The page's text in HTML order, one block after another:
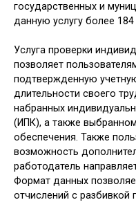
государственных и
данную услугу более 184
Услуга проверки
позволяет
подтвержденную
длительности своего
набранных
(ИПК), а также
обеспечения. Также
возможность
работодатель
Формат данных
отчислений с разбивкой